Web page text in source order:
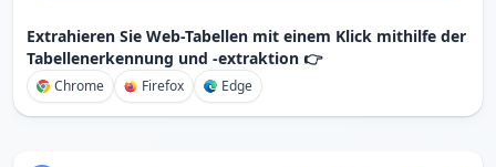
Extrahieren Sie Web-Tabellen mit einem Klick mithilfe der
Tabellenerkennung und -extraktion 👉
Chrome Firefox Edge